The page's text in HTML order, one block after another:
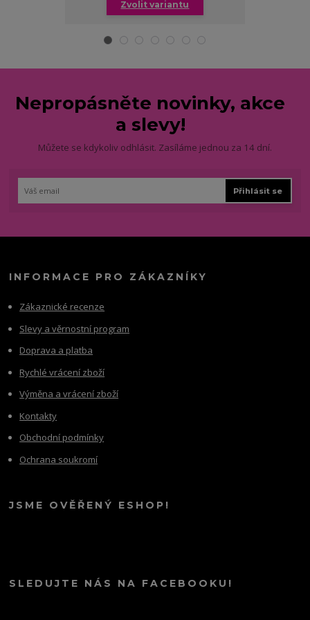
Zvolit variantu
Nepropásněte novinky, akce
a slevy!
Můžete se kdykoliv odhlásit. Zasíláme jednou za 14 dní.
Přihlásit se
INFORMACE PRO ZÁKAZNÍKY
Zákaznické recenze
Slevy a věrnostní program
Doprava a platba
Rychlé vrácení zboží
Výměna a vrácení zboží
Kontakty
Obchodní podmínky
Ochrana soukromí
JSME OVĚŘENÝ ESHOP!
SLEDUJTE NÁS NA FACEBOOKU!